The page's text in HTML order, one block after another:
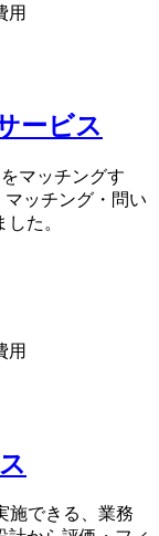
用
ービス
マッチングす
マッチング・問い
た。
用
施できる、業務